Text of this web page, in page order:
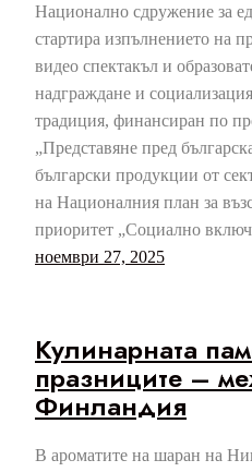
Национално сдружение за
стартира изпълнението на
видео спектакъл и
надграждане и
традиция, финансиран по
„Представяне пред
български продукции от
на Националния план за
приоритет „Социално
ноември 27, 2025
Кулинарната
празниците –
Финландия
В ароматите на шаран на